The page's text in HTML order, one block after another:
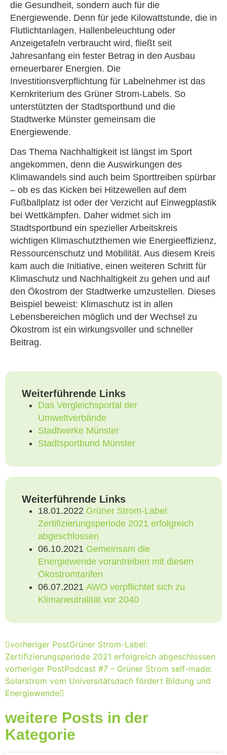
die Gesundheit, sondern auch für die
Energiewende. Denn für jede Kilowattstunde, die in
Flutlichtanlagen, Hallenbeleuchtung oder
Anzeigetafeln verbraucht wird, fließt seit
Jahresanfang ein fester Betrag in den Ausbau
erneuerbarer Energien. Die
Investitionsverpflichtung für Labelnehmer ist das
Kernkriterium des Grüner Strom-Labels. So
unterstützten der Stadtsportbund und die
Stadtwerke Münster gemeinsam die
Energiewende.
Das Thema Nachhaltigkeit ist längst im Sport
angekommen, denn die Auswirkungen des
Klimawandels sind auch beim Sporttreiben spürbar
– ob es das Kicken bei Hitzewellen auf dem
Fußballplatz ist oder der Verzicht auf Einwegplastik
bei Wettkämpfen. Daher widmet sich im
Stadtsportbund ein spezieller Arbeitskreis
wichtigen Klimaschutzthemen wie Energieeffizienz,
Ressourcenschutz und Mobilität. Aus diesem Kreis
kam auch die Initiative, einen weiteren Schritt für
Klimaschutz und Nachhaltigkeit zu gehen und auf
den Ökostrom der Stadtwerke umzustellen. Dieses
Beispiel beweist: Klimaschutz ist in allen
Lebensbereichen möglich und der Wechsel zu
Ökostrom ist ein wirkungsvoller und schneller
Beitrag.
Weiterführende Links
Das Vergleichsportal der
Umweltverbände
Stadtwerke Münster
Stadtsportbund Münster
Weiterführende Links
18.01.2022 Grüner Strom-Label:
Zertifizierungsperiode 2021 erfolgreich
abgeschlossen
06.10.2021 Gemeinsam die
Energiewende vorantreiben mit diesen
Ökostromtarifen
06.07.2021 AWO verpflichtet sich zu
Klimaneutralität vor 2040
vorheriger PostGrüner Strom-Label:
Zertifizierungsperiode 2021 erfolgreich abgeschlossen
vorheriger PostPodcast #7 – Grüner Strom self-made:
Solarstrom vom Universitätsdach fördert Bildung und
Energiewende
weitere Posts in der
Kategorie